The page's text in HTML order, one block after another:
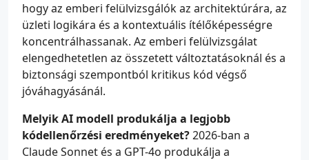
hogy az emberi felülvizsgálók az architektúrára, az
üzleti logikára és a kontextuális ítélőképességre
koncentrálhassanak. Az emberi felülvizsgálat
elengedhetetlen az összetett változtatásoknál és a
biztonsági szempontból kritikus kód végső
jóváhagyásánál.
Melyik AI modell produkálja a legjobb
kódellenőrzési eredményeket?2026-ban a
Claude Sonnet és a GPT-4o produkálja a